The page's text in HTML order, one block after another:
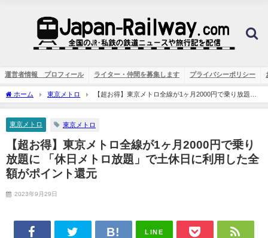
運営者情報 プロフィール ライター・仲間を募集します プライバシーポリシー
ホーム 東京メトロ
【超お得】東京メトロ全線が1ヶ月2000円で乗り放題に
「休日メトロ放題」で土休日に利用した全額がポイント還元
東京メトロ 東京メトロ
【超お得】東京メトロ全線が1ヶ月2000円で乗り
放題に 「休日メトロ放題」で土休日に利用した全
額がポイント還元
2023年9月29日
LINE